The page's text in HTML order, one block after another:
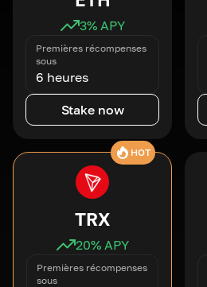
3% APY
Premières récompenses
sous
6 heures
Stake now
HOT
TRX
20% APY
Premières récompenses
sous